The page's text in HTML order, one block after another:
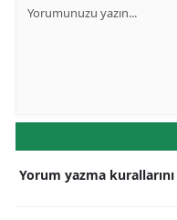
Yorum yazma kurallarını